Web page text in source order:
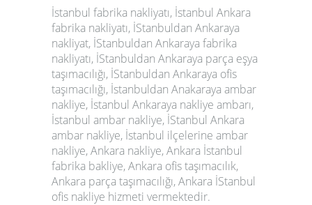
İstanbul fabrika nakliyatı, İstanbul Ankara
fabrika nakliyatı, İStanbuldan Ankaraya
nakliyat, İStanbuldan Ankaraya fabrika
nakliyatı, İStanbuldan Ankaraya parça eşya
taşımacılığı, İStanbuldan Ankaraya ofis
taşımacılığı, İstanbuldan Anakaraya ambar
nakliye, İstanbul Ankaraya nakliye ambarı,
İstanbul ambar nakliye, İStanbul Ankara
ambar nakliye, İstanbul ilçelerine ambar
nakliye, Ankara nakliye, Ankara İstanbul
fabrika bakliye, Ankara ofis taşımacılık,
Ankara parça taşımacılığı, Ankara İStanbul
ofis nakliye hizmeti vermektedir.